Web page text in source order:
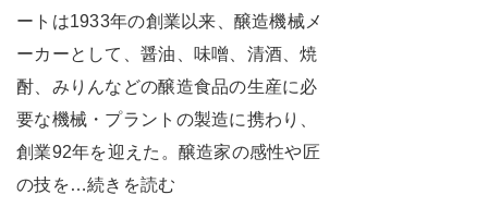
ートは1933年の創業以来、醸造機械メ
ーカーとして、醤油、味噌、清酒、焼
酎、みりんなどの醸造食品の生産に必
要な機械・プラントの製造に携わり、
創業92年を迎えた。醸造家の感性や匠
の技を…続きを読む